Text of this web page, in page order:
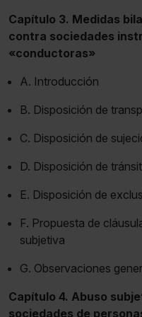
Capítulo 3. Medidas
contra sociedades
«conductoras»
A. Introducción
B. Disposición de
C. Disposición de
D. Disposición de
E. Disposición de
F. Propuesta de
subjetiva
G. Observaciones
Capítulo 4. Abuso
sociedades de